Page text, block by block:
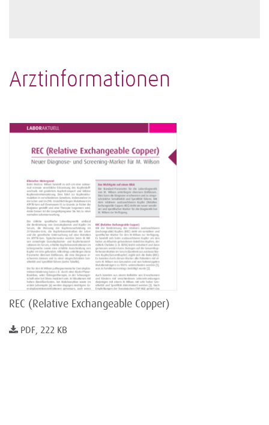
Arztinformationen
REC (Relative Exchangeable Copper)
PDF, 222 KB